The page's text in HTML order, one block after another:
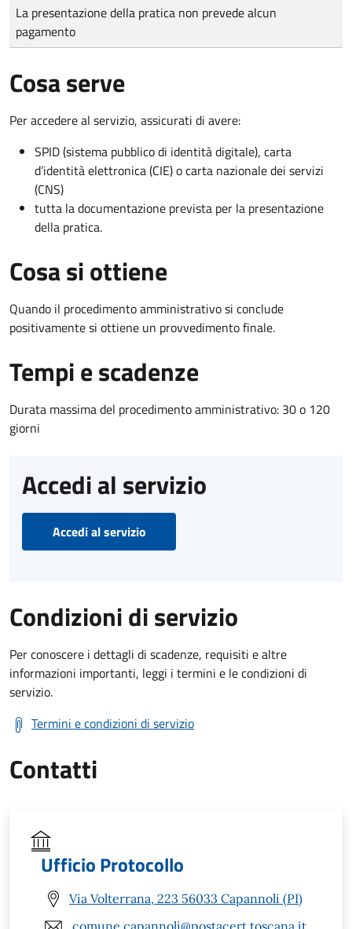
Tipo di pagamento
Importo
La presentazione della pratica non prevede alcun
pagamento
Cosa serve
Per accedere al servizio, assicurati di avere:
SPID (sistema pubblico di identità digitale), carta
d’identità elettronica (CIE) o carta nazionale dei servizi
(CNS)
tutta la documentazione prevista per la presentazione
della pratica.
Cosa si ottiene
Quando il procedimento amministrativo si conclude
positivamente si ottiene un provvedimento finale.
Tempi e scadenze
Durata massima del procedimento amministrativo: 30 o 120
giorni
Accedi al servizio
Accedi al servizio
Condizioni di servizio
Per conoscere i dettagli di scadenze, requisiti e altre
informazioni importanti, leggi i termini e le condizioni di
servizio.
Termini e condizioni di servizio
Contatti
Ufficio Protocollo
Via Volterrana, 223 56033 Capannoli (PI)